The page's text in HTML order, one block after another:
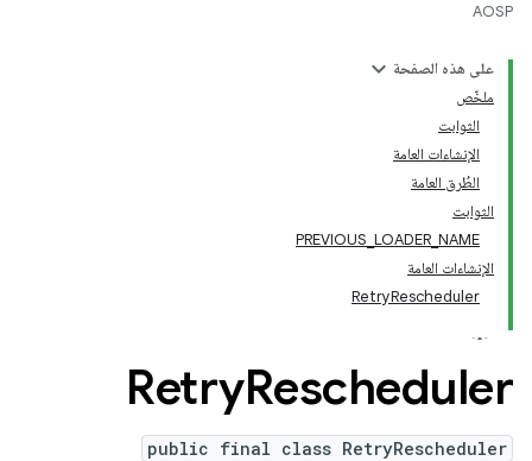
AOSP
على هذه الصفحة
ملخّص
الثوابت
الإنشاءات العامة
الطُرق العامة
الثوابت
PREVIOUS_LOADER_NAME
الإنشاءات العامة
RetryRescheduler
RetryRescheduler
public final class RetryRescheduler